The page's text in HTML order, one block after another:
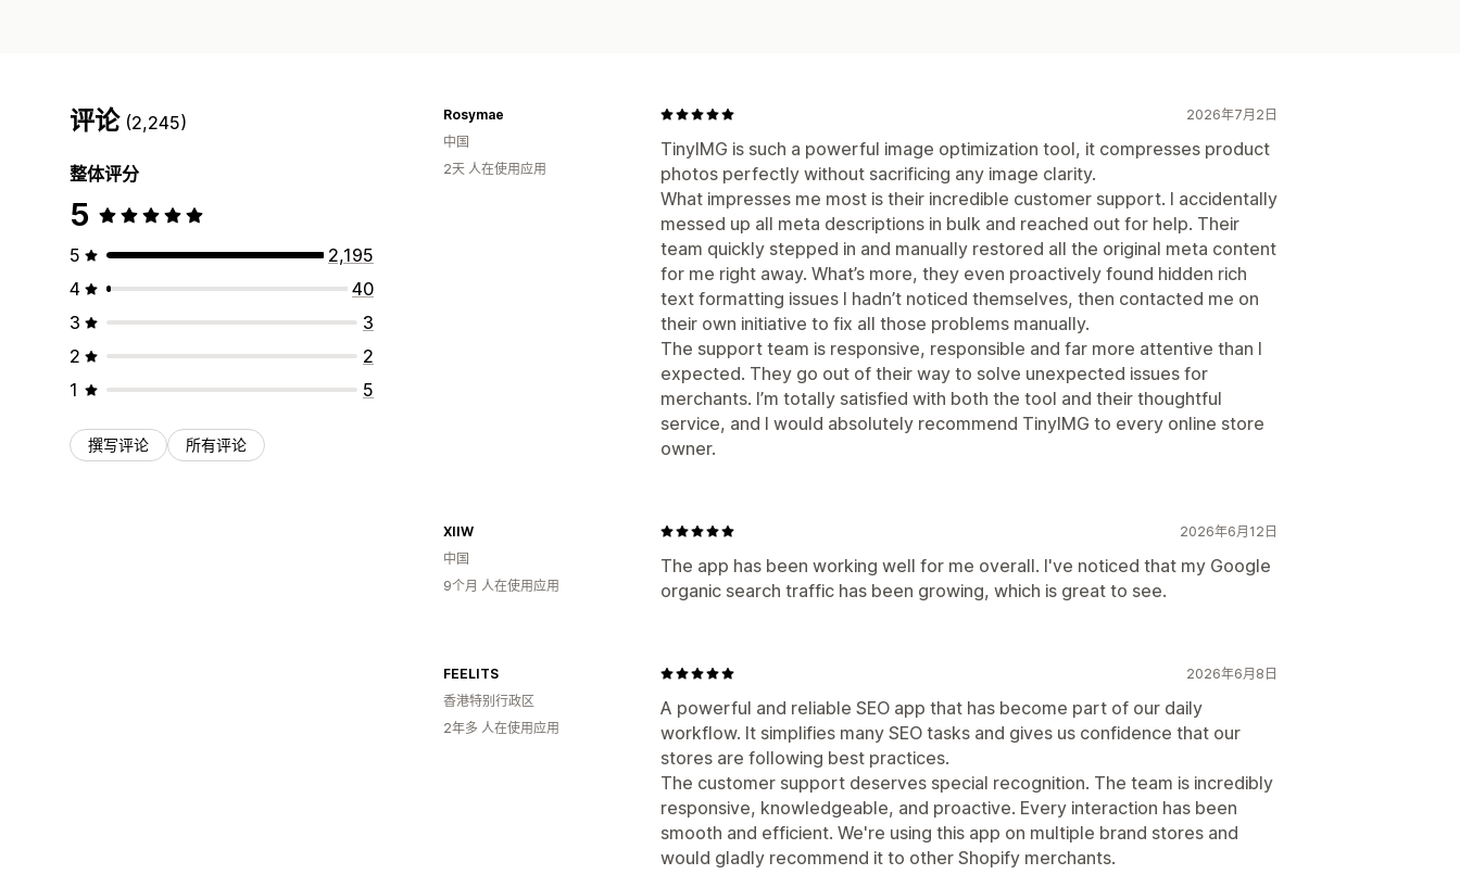
评论 (2,245)
整体评分
5
5
2,195
4
40
3
3
2
2
1
5
撰写评论 所有评论
2026年7月2日
TinyIMG is such a powerful image optimization tool, it compresses product
photos perfectly without sacrificing any image clarity.
What impresses me most is their incredible customer support. I accidentally
messed up all meta descriptions in bulk and reached out for help. Their
team quickly stepped in and manually restored all the original meta content
for me right away. What’s more, they even proactively found hidden rich
text formatting issues I hadn’t noticed themselves, then contacted me on
their own initiative to fix all those problems manually.
The support team is responsive, responsible and far more attentive than I
expected. They go out of their way to solve unexpected issues for
merchants. I’m totally satisfied with both the tool and their thoughtful
service, and I would absolutely recommend TinyIMG to every online store
owner.
Rosymae
中国
2天 人在使用应用
2026年6月12日
The app has been working well for me overall. I've noticed that my Google
organic search traffic has been growing, which is great to see.
XIIW
中国
9个月 人在使用应用
2026年6月8日
A powerful and reliable SEO app that has become part of our daily
workflow. It simplifies many SEO tasks and gives us confidence that our
stores are following best practices.
The customer support deserves special recognition. The team is incredibly
responsive, knowledgeable, and proactive. Every interaction has been
smooth and efficient. We're using this app on multiple brand stores and
would gladly recommend it to other Shopify merchants.
FEELITS
香港特别行政区
2年多 人在使用应用